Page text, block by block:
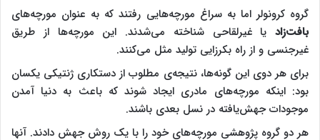
گروه کرونولر اما به سراغ مورچه‌هایی رفتند که به عنوان مورچه‌های
بافت‌زاد یا غیرلقاحی شناخته می‌شدند. این مورچه‌ها از طریق
غیرجنسی و از راه بکرزایی تولید مثل می‌کنند.
برای هر دوی این گونه‌ها، نتیجه‌ی مطلوب از دستکاری ژنتیکی یکسان
بود: اینکه مورچه‌های مادری ایجاد شوند که باعث به دنیا آمدن
موجودات جهش‌یافته در نسل بعدی باشند.
هر دو گروه پژوهشی مورچه‌های خود را با یک روش جهش دادند. آنها